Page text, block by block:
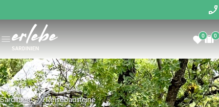
SARDINIEN
0 0
Sardinien Reisebausteine